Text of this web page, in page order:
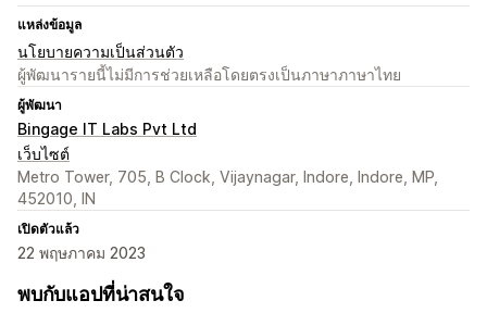
แหล่งข้อมูล
นโยบายความเป็นส่วนตัว
ผู้พัฒนารายนี้ไม่มีการช่วยเหลือโดยตรงเป็นภาษาภาษาไทย
ผู้พัฒนา
Bingage IT Labs Pvt Ltd
เว็บไซต์
Metro Tower, 705, B Clock, Vijaynagar, Indore, Indore, MP,
452010, IN
เปิดตัวแล้ว
22 พฤษภาคม 2023
พบกับแอปที่น่าสนใจ